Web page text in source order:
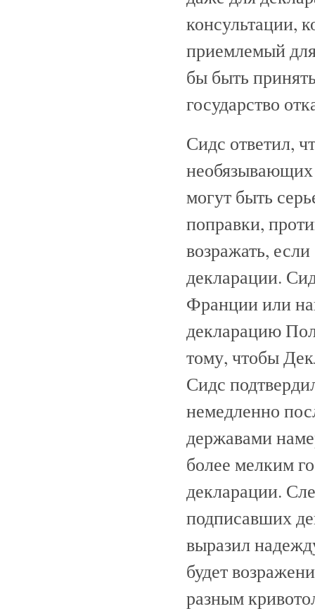
консультации,
приемлемый для
бы быть
государство
Сидс ответил,
необязывающих
могут быть
поправки,
возражать,
декларации.
Франции или
декларацию
тому, чтобы
Сидс
немедленно
державами
более мелким
декларации.
подписавших
выразил
будет
разным